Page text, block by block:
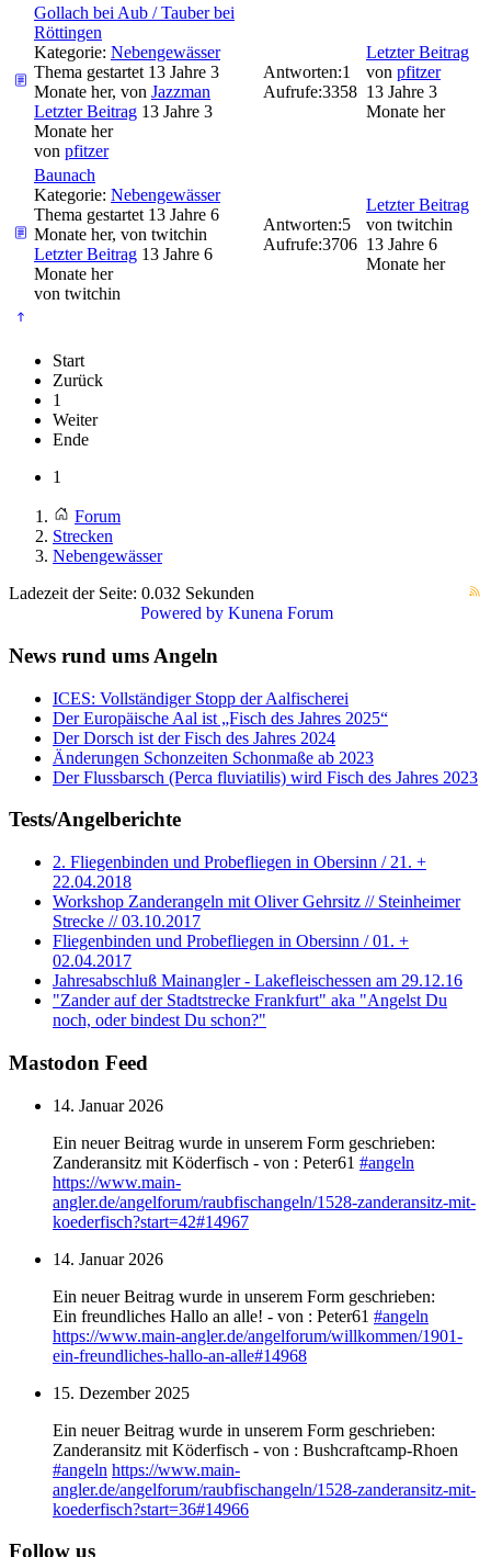
Gollach bei Aub / Tauber bei
Röttingen
Kategorie: Nebengewässer
Thema gestartet 13 Jahre 3
Monate her, von Jazzman
Letzter Beitrag 13 Jahre 3
Monate her
von pfitzer
Antworten:1
Aufrufe:3358
Letzter Beitrag
von pfitzer
13 Jahre 3
Monate her
Baunach
Kategorie: Nebengewässer
Thema gestartet 13 Jahre 6
Monate her, von twitchin
Letzter Beitrag 13 Jahre 6
Monate her
von twitchin
Antworten:5
Aufrufe:3706
Letzter Beitrag
von twitchin
13 Jahre 6
Monate her
Start
Zurück
1
Weiter
Ende
1
Forum
Strecken
Nebengewässer
Ladezeit der Seite: 0.032 Sekunden
Powered by Kunena Forum
News rund ums Angeln
ICES: Vollständiger Stopp der Aalfischerei
Der Europäische Aal ist „Fisch des Jahres 2025“
Der Dorsch ist der Fisch des Jahres 2024
Änderungen Schonzeiten Schonmaße ab 2023
Der Flussbarsch (Perca fluviatilis) wird Fisch des Jahres 2023
Tests/Angelberichte
2. Fliegenbinden und Probefliegen in Obersinn / 21. +
22.04.2018
Workshop Zanderangeln mit Oliver Gehrsitz // Steinheimer
Strecke // 03.10.2017
Fliegenbinden und Probefliegen in Obersinn / 01. +
02.04.2017
Jahresabschluß Mainangler - Lakefleischessen am 29.12.16
"Zander auf der Stadtstrecke Frankfurt" aka "Angelst Du
noch, oder bindest Du schon?"
Mastodon Feed
14. Januar 2026
Ein neuer Beitrag wurde in unserem Form geschrieben:
Zanderansitz mit Köderfisch - von : Peter61 #angeln
https://www.main-
angler.de/angelforum/raubfischangeln/1528-zanderansitz-mit-
koederfisch?start=42#14967
14. Januar 2026
Ein neuer Beitrag wurde in unserem Form geschrieben:
Ein freundliches Hallo an alle! - von : Peter61 #angeln
https://www.main-angler.de/angelforum/willkommen/1901-
ein-freundliches-hallo-an-alle#14968
15. Dezember 2025
Ein neuer Beitrag wurde in unserem Form geschrieben:
Zanderansitz mit Köderfisch - von : Bushcraftcamp-Rhoen
#angeln https://www.main-
angler.de/angelforum/raubfischangeln/1528-zanderansitz-mit-
koederfisch?start=36#14966
Follow us